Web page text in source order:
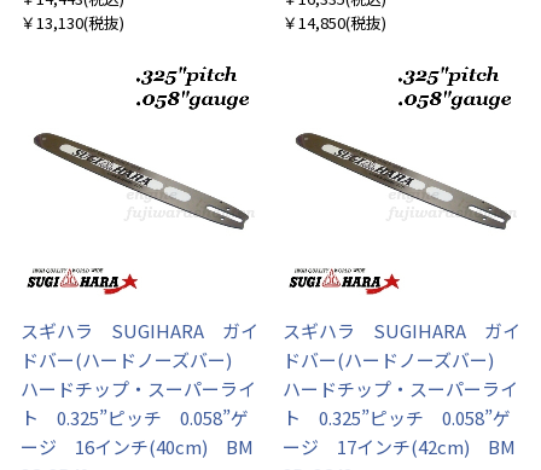
￥13,130(税抜)
￥14,850(税抜)
スギハラ SUGIHARA ガイ
ドバー(ハードノーズバー)
ハードチップ・スーパーライ
ト 0.325”ピッチ 0.058”ゲ
ージ 16インチ(40cm) BM
スギハラ SUGIHARA ガイ
ドバー(ハードノーズバー)
ハードチップ・スーパーライ
ト 0.325”ピッチ 0.058”ゲ
ージ 17インチ(42cm) BM